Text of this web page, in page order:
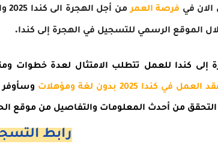
في فرصة العمرمن أجل الهجرة الى كندا 2025 والحصول على
الموقع الرسمي للتسجيل في الهجرة إلى كندا.
إلى كندا للعمل تتطلب الامتثال لعدة خطوات
العمل في كندا 2025 بدون لغة ومؤهلات وسأوفر
التحقق من أحدث المعلومات والتفاصيل من موقع
رابط